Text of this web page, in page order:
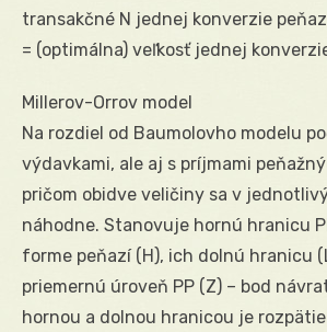
transakčné N jednej konverzie
= (optimálna) veľkosť jednej
Millerov-Orrov model
Na rozdiel od Baumolovho modelu
výdavkami, ale aj s príjmami
pričom obidve veličiny sa v
náhodne. Stanovuje hornú hranicu
forme peňazí (H), ich dolnú hranicu
priemernú úroveň PP (Z) – bod
hornou a dolnou hranicou je